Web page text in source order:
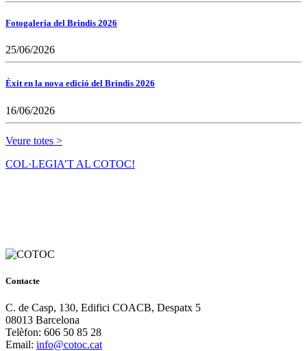
Fotogaleria del Brindis 2026
25/06/2026
Èxit en la nova edició del Brindis 2026
16/06/2026
Veure totes >
COL·LEGIA’T AL COTOC!
Contacte
C. de Casp, 130, Edifici COACB, Despatx 5
08013 Barcelona
Telèfon: 606 50 85 28
Email: info@cotoc.cat